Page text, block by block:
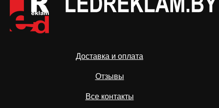
Доставка и оплата
Отзывы
Все контакты